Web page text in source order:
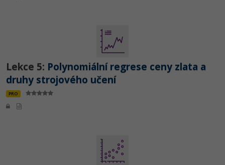
Lekce 5: Polynomiální regrese ceny zlata a
druhy strojového učení
PRO